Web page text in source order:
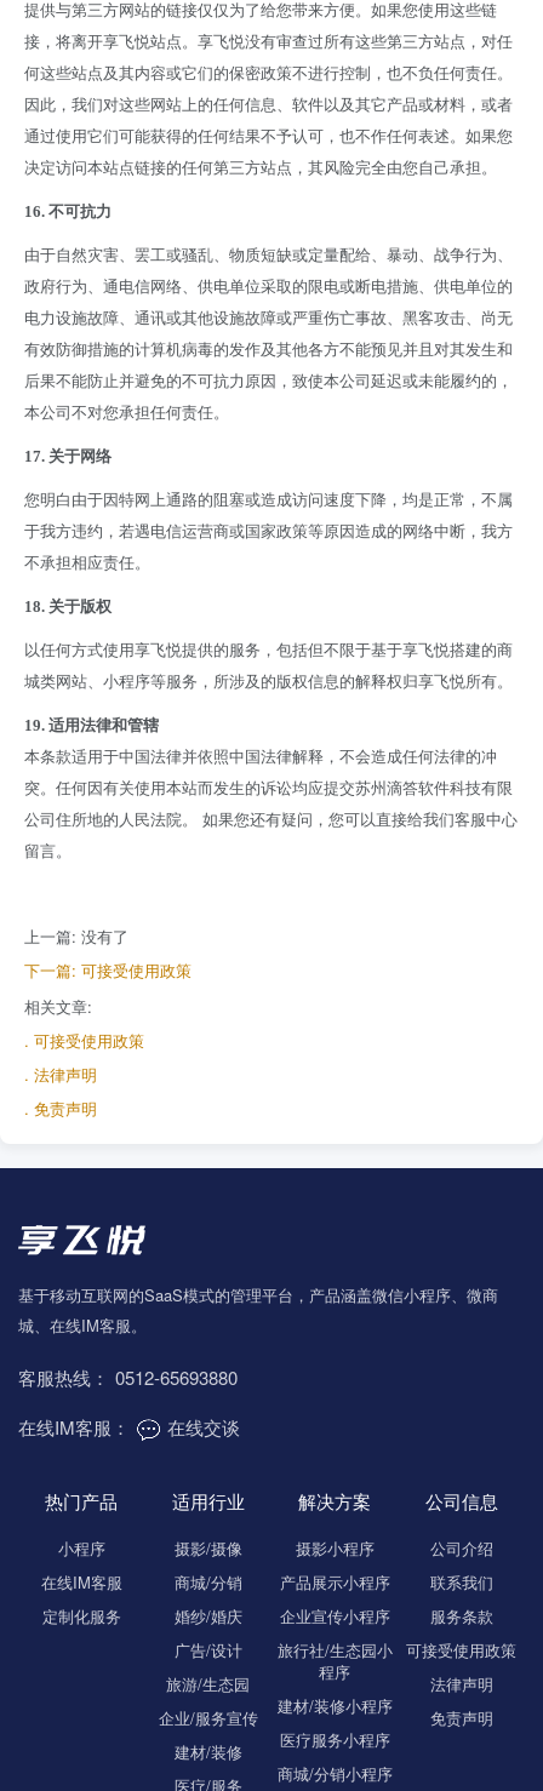
提供与第三方网站的链接仅仅为了给您带来方便。如果您使用这些链
接，将离开享飞悦站点。享飞悦没有审查过所有这些第三方站点，对任
何这些站点及其内容或它们的保密政策不进行控制，也不负任何责任。
因此，我们对这些网站上的任何信息、软件以及其它产品或材料，或者
通过使用它们可能获得的任何结果不予认可，也不作任何表述。如果您
决定访问本站点链接的任何第三方站点，其风险完全由您自己承担。
16. 不可抗力
由于自然灾害、罢工或骚乱、物质短缺或定量配给、暴动、战争行为、
政府行为、通电信网络、供电单位采取的限电或断电措施、供电单位的
电力设施故障、通讯或其他设施故障或严重伤亡事故、黑客攻击、尚无
有效防御措施的计算机病毒的发作及其他各方不能预见并且对其发生和
后果不能防止并避免的不可抗力原因，致使本公司延迟或未能履约的，
本公司不对您承担任何责任。
17. 关于网络
您明白由于因特网上通路的阻塞或造成访问速度下降，均是正常，不属
于我方违约，若遇电信运营商或国家政策等原因造成的网络中断，我方
不承担相应责任。
18. 关于版权
以任何方式使用享飞悦提供的服务，包括但不限于基于享飞悦搭建的商
城类网站、小程序等服务，所涉及的版权信息的解释权归享飞悦所有。
19. 适用法律和管辖
本条款适用于中国法律并依照中国法律解释，不会造成任何法律的冲
突。任何因有关使用本站而发生的诉讼均应提交苏州滴答软件科技有限
公司住所地的人民法院。
如果您还有疑问，您可以直接给我们客服中心
留言。
上一篇: 没有了
下一篇: 可接受使用政策
相关文章:
. 可接受使用政策
. 法律声明
. 免责声明
基于移动互联网的SaaS模式的管理平台，产品涵盖微信小程序、微商
城、在线IM客服。
客服热线： 0512-65693880
在线IM客服：
在线交谈
热门产品
小程序
在线IM客服
定制化服务
适用行业
摄影/摄像
商城/分销
婚纱/婚庆
广告/设计
旅游/生态园
企业/服务宣传
建材/装修
医疗/服务
解决方案
摄影小程序
产品展示小程序
企业宣传小程序
旅行社/生态园小
程序
建材/装修小程序
医疗服务小程序
商城/分销小程序
公司信息
公司介绍
联系我们
服务条款
可接受使用政策
法律声明
免责声明